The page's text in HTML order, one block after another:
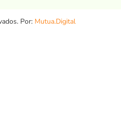
Por: Mutua.Digital